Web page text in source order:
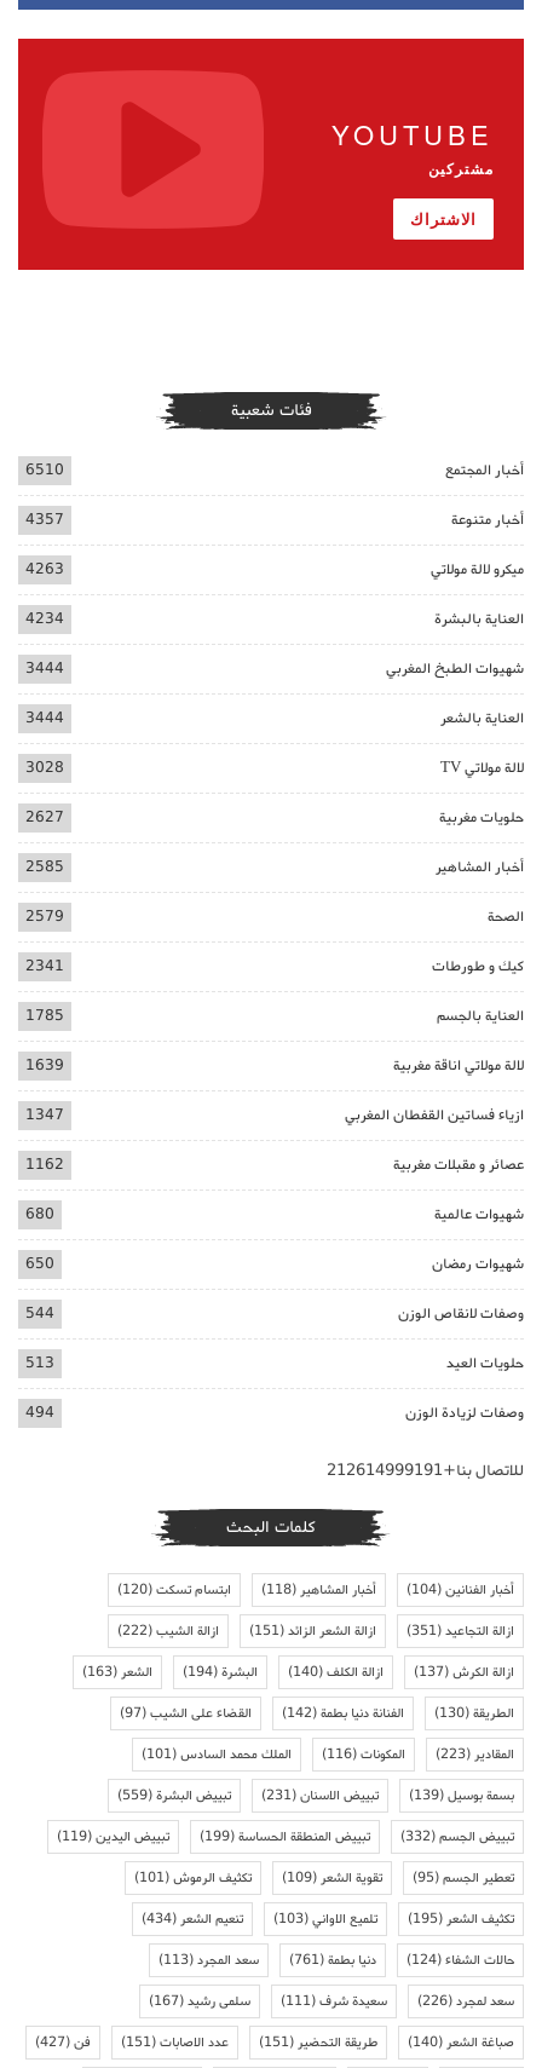
YOUTUBE
مشتركين
الاشتراك
فئات شعبية
أخبار المجتمع 6510
أخبار متنوعة 4357
ميكرو لالة مولاتي 4263
العناية بالبشرة 4234
شهيوات الطبخ المغربي 3444
العناية بالشعر 3444
لالة مولاتي TV 3028
حلويات مغربية 2627
أخبار المشاهير 2585
الصحة 2579
كيك و طورطات 2341
العناية بالجسم 1785
لالة مولاتي اناقة مغربية 1639
ازياء فساتين القفطان المغربي 1347
عصائر و مقبلات مغربية 1162
شهيوات عالمية 680
شهيوات رمضان 650
وصفات لانقاص الوزن 544
حلويات العيد 513
وصفات لزيادة الوزن 494
للاتصال بنا+212614999191
كلمات البحث
أخبار الفنانين(104) أخبار المشاهير(118) ابتسام تسكت(120)
ازالة التجاعيد(351) ازالة الشعر الزائد(151) ازالة الشيب(222)
ازالة الكرش(137) ازالة الكلف(140) البشرة(194) الشعر(163)
الطريقة(130) الفنانة دنيا بطمة(142) القضاء على الشيب(97)
المقادير(223) المكونات(116) الملك محمد السادس(101)
بسمة بوسيل(139) تبييض الاسنان(231) تبييض البشرة(559)
تبييض الجسم(332) تبييض المنطقة الحساسة(199) تبييض اليدين(119)
تعطير الجسم(95) تقوية الشعر(109) تكثيف الرموش(101)
تكثيف الشعر(195) تلميع الاواني(103) تنعيم الشعر(434)
حالات الشفاء(124) دنيا بطمة(761) سعد المجرد(113)
سعد لمجرد(226) سعيدة شرف(111) سلمى رشيد(167)
صباغة الشعر(140) طريقة التحضير(151) عدد الاصابات(151) فن(427)